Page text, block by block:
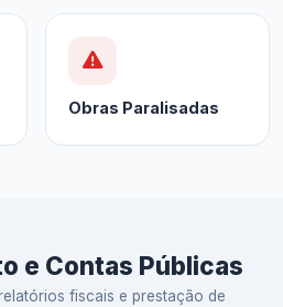
Obras Paralisadas
e Contas Públicas
fiscais e prestação de